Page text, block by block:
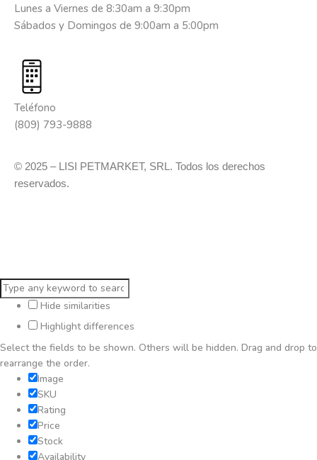
Lunes a Viernes de 8:30am a 9:30pm
Sábados y Domingos de 9:00am a 5:00pm
Teléfono
(809) 793-9888
© 2025 – LISI PETMARKET, SRL. Todos los derechos
reservados.
Hide similarities
Highlight differences
Select the fields to be shown. Others will be hidden. Drag and drop to
rearrange the order.
Image
SKU
Rating
Price
Stock
Availability